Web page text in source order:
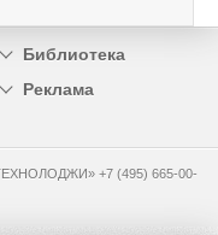
Библиотека
Реклама
+7 (495) 665-00-